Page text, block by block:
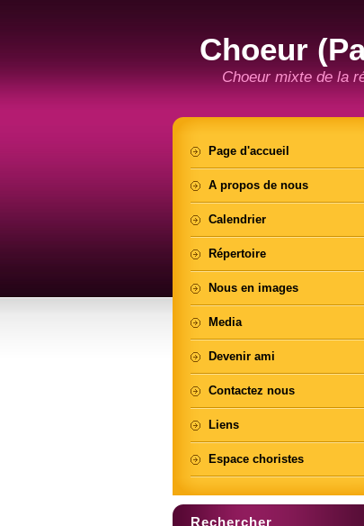
Choeur
Choeur mixte de la
Page d'accueil
A propos de nous
Calendrier
Répertoire
Nous en images
Media
Devenir ami
Contactez nous
Liens
Espace choristes
Rechercher